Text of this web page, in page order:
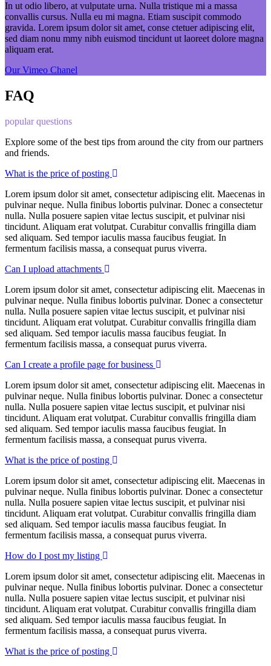
In ut odio libero, at vulputate urna. Nulla tristique mi a massa
convallis cursus. Nulla eu mi magna. Etiam suscipit commodo
gravida. Lorem ipsum dolor sit amet, conse ctetuer adipiscing elit,
sed diam nonu mmy nibh euismod tincidunt ut laoreet dolore magna
aliquam erat.
Our Vimeo Chanel
FAQ
popular questions
Explore some of the best tips from around the city from our partners
and friends.
What is the price of posting
Lorem ipsum dolor sit amet, consectetur adipiscing elit. Maecenas in
pulvinar neque. Nulla finibus lobortis pulvinar. Donec a consectetur
nulla. Nulla posuere sapien vitae lectus suscipit, et pulvinar nisi
tincidunt. Aliquam erat volutpat. Curabitur convallis fringilla diam
sed aliquam. Sed tempor iaculis massa faucibus feugiat. In
fermentum facilisis massa, a consequat purus viverra.
Can I upload attachments
Lorem ipsum dolor sit amet, consectetur adipiscing elit. Maecenas in
pulvinar neque. Nulla finibus lobortis pulvinar. Donec a consectetur
nulla. Nulla posuere sapien vitae lectus suscipit, et pulvinar nisi
tincidunt. Aliquam erat volutpat. Curabitur convallis fringilla diam
sed aliquam. Sed tempor iaculis massa faucibus feugiat. In
fermentum facilisis massa, a consequat purus viverra.
Can I create a profile page for business
Lorem ipsum dolor sit amet, consectetur adipiscing elit. Maecenas in
pulvinar neque. Nulla finibus lobortis pulvinar. Donec a consectetur
nulla. Nulla posuere sapien vitae lectus suscipit, et pulvinar nisi
tincidunt. Aliquam erat volutpat. Curabitur convallis fringilla diam
sed aliquam. Sed tempor iaculis massa faucibus feugiat. In
fermentum facilisis massa, a consequat purus viverra.
What is the price of posting
Lorem ipsum dolor sit amet, consectetur adipiscing elit. Maecenas in
pulvinar neque. Nulla finibus lobortis pulvinar. Donec a consectetur
nulla. Nulla posuere sapien vitae lectus suscipit, et pulvinar nisi
tincidunt. Aliquam erat volutpat. Curabitur convallis fringilla diam
sed aliquam. Sed tempor iaculis massa faucibus feugiat. In
fermentum facilisis massa, a consequat purus viverra.
How do I post my listing
Lorem ipsum dolor sit amet, consectetur adipiscing elit. Maecenas in
pulvinar neque. Nulla finibus lobortis pulvinar. Donec a consectetur
nulla. Nulla posuere sapien vitae lectus suscipit, et pulvinar nisi
tincidunt. Aliquam erat volutpat. Curabitur convallis fringilla diam
sed aliquam. Sed tempor iaculis massa faucibus feugiat. In
fermentum facilisis massa, a consequat purus viverra.
What is the price of posting